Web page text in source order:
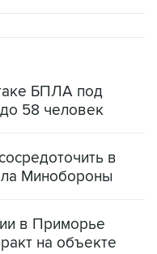
БПЛА под
58 человек
в
Минобороны
в Приморье
на объекте